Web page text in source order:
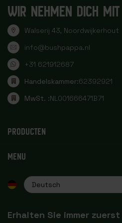
WIR NEHMEN DICH
Walserij 43, Noordwijkerhout
info@bushpappa.nl
+31 621912687
Handelskammer:62392921
MwSt. :NL001666471B71
PRODUCTEN
MENU
Erhalten Sie immer